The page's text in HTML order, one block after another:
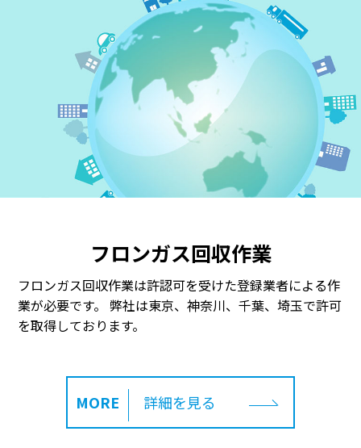
フロンガス回収作業
フロンガス回収作業は許認可を受けた登録業者による作
業が必要です。 弊社は東京、神奈川、千葉、埼玉で許可
を取得しております。
MORE 詳細を見る